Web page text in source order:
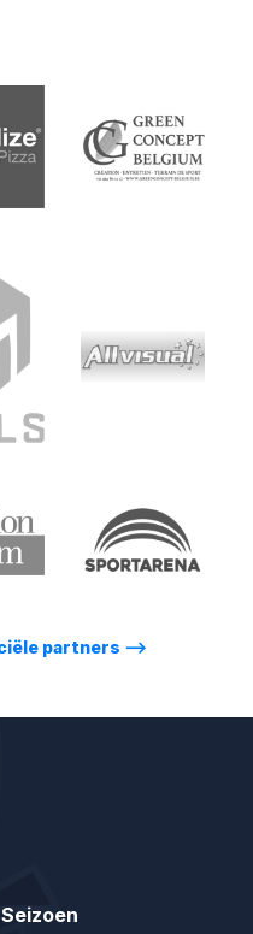
partners ⟶
Seizoen